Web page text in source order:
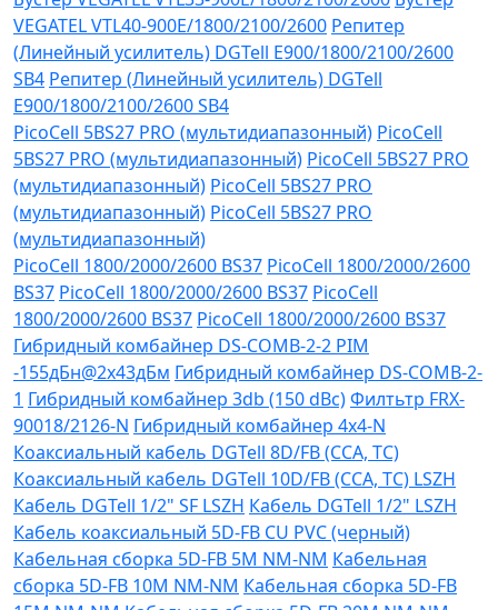
VEGATEL VTL40-900E/1800/2100/2600 Репитер
(Линейный усилитель) DGTell Е900/1800/2100/2600
SB4 Репитер (Линейный усилитель) DGTell
Е900/1800/2100/2600 SB4
PicoCell 5BS27 PRO (мультидиапазонный) PicoCell
5BS27 PRO (мультидиапазонный) PicoCell 5BS27 PRO
(мультидиапазонный) PicoCell 5BS27 PRO
(мультидиапазонный) PicoCell 5BS27 PRO
(мультидиапазонный)
PicoCell 1800/2000/2600 BS37 PicoCell 1800/2000/2600
BS37 PicoCell 1800/2000/2600 BS37 PicoCell
1800/2000/2600 BS37 PicoCell 1800/2000/2600 BS37
Гибридный комбайнер DS-COMB-2-2 PIM
-155дБн@2x43дБм Гибридный комбайнер DS-COMB-2-
1 Гибридный комбайнер 3db (150 dBc)Филтьтр FRX-
90018/2126-N Гибридный комбайнер 4х4-N
Коаксиальный кабель DGTell 8D/FB (CCA, TC)
Коаксиальный кабель DGTell 10D/FB (CCA, TC) LSZH
Кабель DGTell 1/2" SF LSZH Кабель DGTell 1/2" LSZH
Кабель коаксиальный 5D-FB CU PVC (черный)
Кабельная сборка 5D-FB 5М NM-NM Кабельная
сборка 5D-FB 10М NM-NM Кабельная сборка 5D-FB